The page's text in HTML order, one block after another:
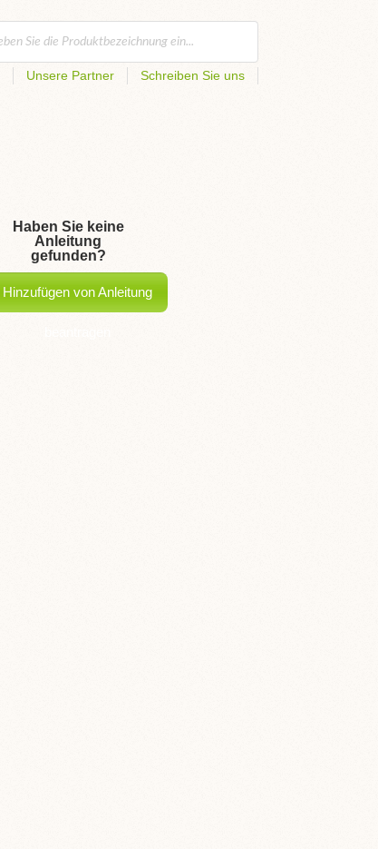
Unsere Partner Schreiben Sie uns
Haben Sie keine
Anleitung
gefunden?
Hinzufügen von Anleitung